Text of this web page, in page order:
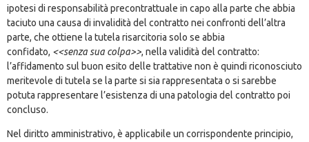
ipotesi di responsabilità precontrattuale in capo alla parte che abbia
taciuto una causa di invalidità del contratto nei confronti dell’altra
parte, che ottiene la tutela risarcitoria solo se abbia
confidato, <<senza sua colpa>>, nella validità del contratto:
l’affidamento sul buon esito delle trattative non è quindi riconosciuto
meritevole di tutela se la parte si sia rappresentata o si sarebbe
potuta rappresentare l’esistenza di una patologia del contratto poi
concluso.
Nel diritto amministrativo, è applicabile un corrispondente principio,